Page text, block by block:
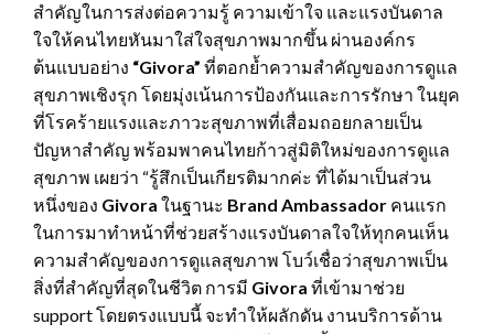
สำคัญในการส่งต่อความรู้ ความเข้าใจ และแรงบันดาล
ใจให้คนไทยหันมาใส่ใจสุขภาพมากขึ้น ผ่านองค์กร
ต้นแบบอย่าง “Givora” ที่ตอกย้ำความสำคัญของการดูแล
สุขภาพเชิงรุก โดยมุ่งเน้นการป้องกันและการรักษา ในยุค
ที่โรคร้ายแรงและภาวะสุขภาพที่เสื่อมถอยกลายเป็น
ปัญหาสำคัญ พร้อมพาคนไทยก้าวสู่มิติใหม่ของการดูแล
สุขภาพ เผยว่า “รู้สึกเป็นเกียรติมากค่ะ ที่ได้มาเป็นส่วน
หนึ่งของ Givora ในฐานะ Brand Ambassador คนแรก
ในการมาทำหน้าที่ช่วยสร้างแรงบันดาลใจให้ทุกคนเห็น
ความสำคัญของการดูแลสุขภาพ โบว์เชื่อว่าสุขภาพเป็น
สิ่งที่สำคัญที่สุดในชีวิต การมี Givora ที่เข้ามาช่วย
support โดยตรงแบบนี้ จะทำให้ผลักดัน งานบริการด้าน